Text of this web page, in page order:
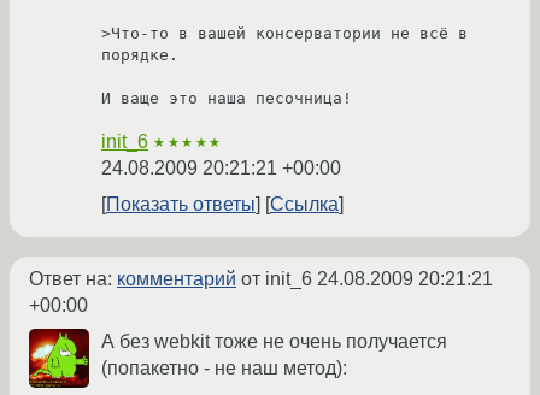
>Что-то в вашей консерватории не всё в
порядке.
И ваще это наша песочница!
init_6 ★★★★★
24.08.2009 20:21:21 +00:00
Показать ответы
Ссылка
Ответ на: комментарий от init_6 24.08.2009 20:21:21
+00:00
А без webkit тоже не очень получается
(попакетно - не наш метод):